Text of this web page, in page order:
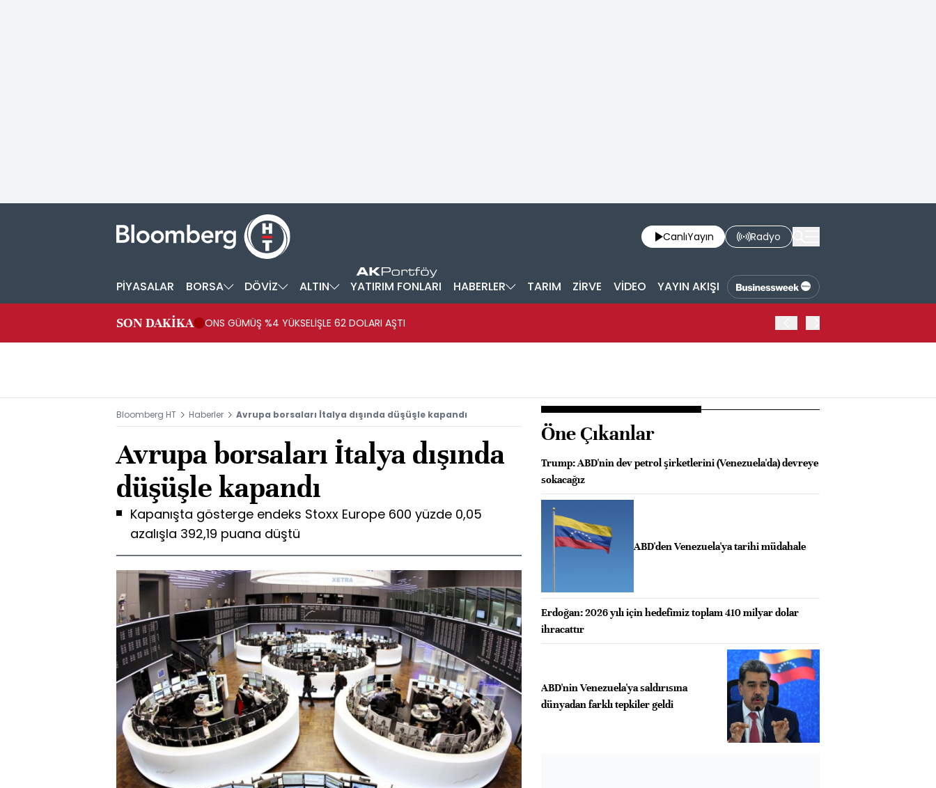
CanlıYayın Radyo
PİYASALAR BORSA DÖVİZ ALTIN YATIRIM FONLARI HABERLER TARIM ZİRVE VİDEO YAYIN AKIŞI
SON DAKİKA ONS GÜMÜŞ %4 YÜKSELİŞLE 62 DOLARI AŞTI
Bloomberg HT Haberler Avrupa borsaları İtalya dışında düşüşle kapandı
Avrupa borsaları İtalya dışında
düşüşle kapandı
Kapanışta gösterge endeks Stoxx Europe 600 yüzde 0,05
azalışla 392,19 puana düştü
Öne Çıkanlar
Trump: ABD'nin dev petrol şirketlerini (Venezuela'da) devreye
sokacağız
ABD'den Venezuela'ya tarihi müdahale
Erdoğan: 2026 yılı için hedefimiz toplam 410 milyar dolar
ihracattır
ABD'nin Venezuela'ya saldırısına
dünyadan farklı tepkiler geldi